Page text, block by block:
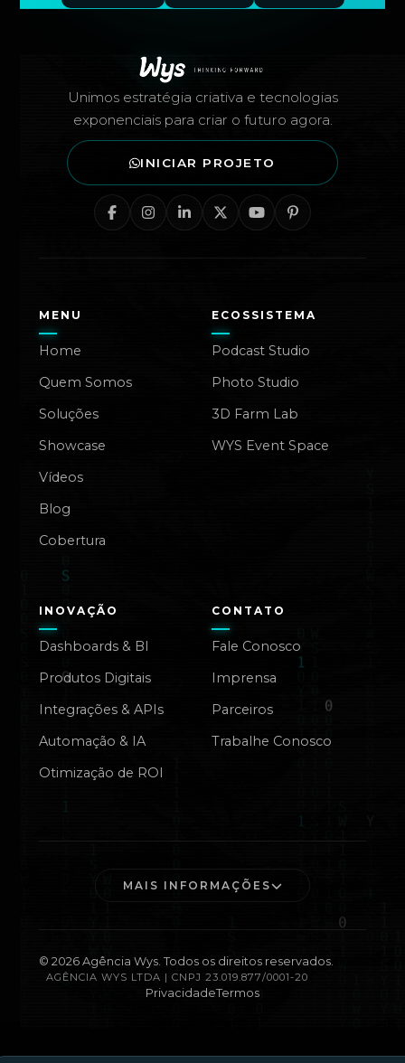
Unimos estratégia criativa e tecnologias
exponenciais para criar o futuro agora.
INICIAR PROJETO
MENU
Home
Quem Somos
Soluções
Showcase
Vídeos
Blog
Cobertura
ECOSSISTEMA
Podcast Studio
Photo Studio
3D Farm Lab
WYS Event Space
INOVAÇÃO
Dashboards & BI
Produtos Digitais
Integrações & APIs
Automação & IA
Otimização de ROI
CONTATO
Fale Conosco
Imprensa
Parceiros
Trabalhe Conosco
MAIS INFORMAÇÕES
© 2026Agência Wys. Todos os direitos reservados.
AGÊNCIA WYS LTDA | CNPJ 23.019.877/0001-20
PrivacidadeTermos